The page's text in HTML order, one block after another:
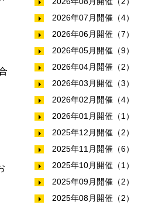
2026年07月開催（4）
2026年06月開催（7）
2026年05月開催（9）
2026年04月開催（2）
2026年03月開催（3）
2026年02月開催（4）
2026年01月開催（1）
2025年12月開催（2）
2025年11月開催（6）
2025年10月開催（1）
2025年09月開催（2）
2025年08月開催（2）